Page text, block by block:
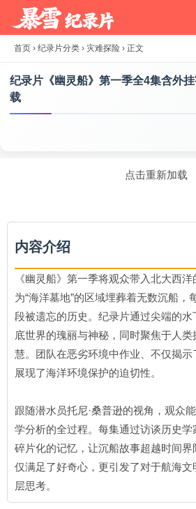
首页 › 纪录片分类 › 灾难探险 › 正文
纪录片《幽灵船》第一季全4集含外
载
点击重新加载
内容介绍
《幽灵船》第一季将观众带入北大西
为“海洋墓地”的区域埋葬着无数沉船，
段被遗忘的历史。纪录片通过尖端的
底世界的瑰丽与神秘，同时聚焦于人
慧。团队在恶劣环境中作业、不仅揭
展现了海洋环境保护的迫切性。
跟随潜水员托尼·桑普逊的视角，观众
学分析的全过程。每集通过访谈历史
碎片化的记忆，让沉船故事超越时间
仅满足了好奇心，更引发了对于航海
层思考。